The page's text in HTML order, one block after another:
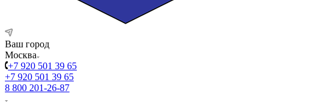
Ваш город
Москва
+7 920 501 39 65
+7 920 501 39 65
8 800 201-26-87